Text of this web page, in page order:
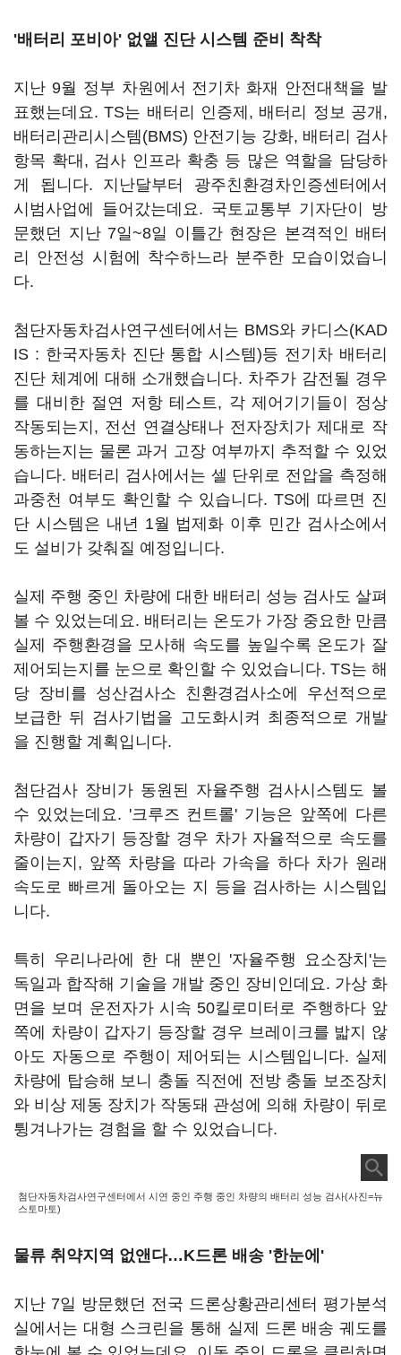
'배터리 포비아' 없앨 진단 시스템 준비 착착
지난 9월 정부 차원에서 전기차 화재 안전대책을 발
표했는데요. TS는 배터리 인증제, 배터리 정보 공개,
배터리관리시스템(BMS) 안전기능 강화, 배터리 검사
항목 확대, 검사 인프라 확충 등 많은 역할을 담당하
게 됩니다. 지난달부터 광주친환경차인증센터에서
시범사업에 들어갔는데요. 국토교통부 기자단이 방
문했던 지난 7일~8일 이틀간 현장은 본격적인 배터
리 안전성 시험에 착수하느라 분주한 모습이었습니
다.
첨단자동차검사연구센터에서는 BMS와 카디스(KAD
IS : 한국자동차 진단 통합 시스템)등 전기차 배터리
진단 체계에 대해 소개했습니다. 차주가 감전될 경우
를 대비한 절연 저항 테스트, 각 제어기기들이 정상
작동되는지, 전선 연결상태나 전자장치가 제대로 작
동하는지는 물론 과거 고장 여부까지 추적할 수 있었
습니다. 배터리 검사에서는 셀 단위로 전압을 측정해
과중천 여부도 확인할 수 있습니다. TS에 따르면 진
단 시스템은 내년 1월 법제화 이후 민간 검사소에서
도 설비가 갖춰질 예정입니다.
실제 주행 중인 차량에 대한 배터리 성능 검사도 살펴
볼 수 있었는데요. 배터리는 온도가 가장 중요한 만큼
실제 주행환경을 모사해 속도를 높일수록 온도가 잘
제어되는지를 눈으로 확인할 수 있었습니다. TS는 해
당 장비를 성산검사소 친환경검사소에 우선적으로
보급한 뒤 검사기법을 고도화시켜 최종적으로 개발
을 진행할 계획입니다.
첨단검사 장비가 동원된 자율주행 검사시스템도 볼
수 있었는데요. '크루즈 컨트롤' 기능은 앞쪽에 다른
차량이 갑자기 등장할 경우 차가 자율적으로 속도를
줄이는지, 앞쪽 차량을 따라 가속을 하다 차가 원래
속도로 빠르게 돌아오는 지 등을 검사하는 시스템입
니다.
특히 우리나라에 한 대 뿐인 '자율주행 요소장치'는
독일과 합작해 기술을 개발 중인 장비인데요. 가상 화
면을 보며 운전자가 시속 50킬로미터로 주행하다 앞
쪽에 차량이 갑자기 등장할 경우 브레이크를 밟지 않
아도 자동으로 주행이 제어되는 시스템입니다. 실제
차량에 탑승해 보니 충돌 직전에 전방 충돌 보조장치
와 비상 제동 장치가 작동돼 관성에 의해 차량이 뒤로
튕겨나가는 경험을 할 수 있었습니다.
첨단자동차검사연구센터에서 시연 중인 주행 중인 차량의 배터리 성능 검사(사진=뉴
스토마토)
물류 취약지역 없앤다…K드론 배송 '한눈에'
지난 7일 방문했던 전국 드론상황관리센터 평가분석
실에서는 대형 스크린을 통해 실제 드론 배송 궤도를